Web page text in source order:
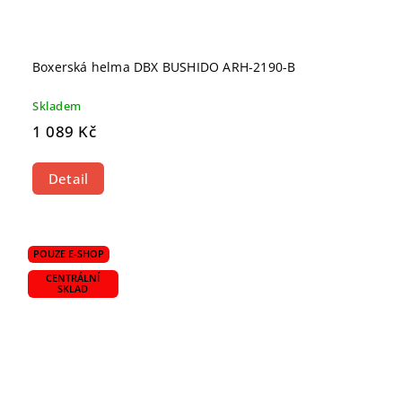
Boxerská helma DBX BUSHIDO ARH-2190-B
Skladem
1 089 Kč
Detail
POUZE E-SHOP
CENTRÁLNÍ
SKLAD